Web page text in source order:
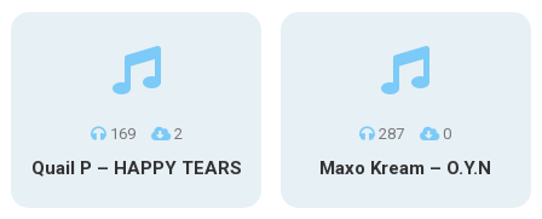
169 2
Quail P – HAPPY TEARS
287 0
Maxo Kream – O.Y.N